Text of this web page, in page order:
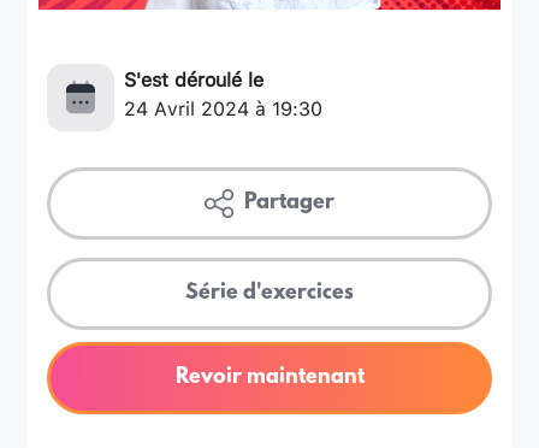
S'est déroulé le
24 Avril 2024 à 19:30
Partager
Série d'exercices
Revoir maintenant